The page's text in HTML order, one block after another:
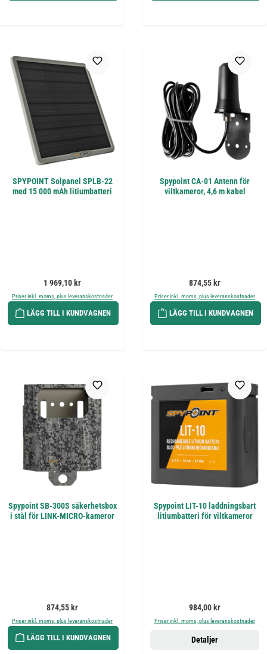
SPYPOINT Solpanel SPLB-22
med 15 000 mAh litiumbatteri
Ordinarie pris:
1 969,10 kr
Priser inkl. moms, plus leveranskostnader
LÄGG TILL I KUNDVAGNEN
Spypoint CA-01 Antenn för
viltkameror, 4,6 m kabel
Ordinarie pris:
874,55 kr
Priser inkl. moms, plus leveranskostnader
LÄGG TILL I KUNDVAGNEN
Spypoint SB-300S säkerhetsbox
i stål för LINK-MICRO-kameror
Ordinarie pris:
874,55 kr
Priser inkl. moms, plus leveranskostnader
LÄGG TILL I KUNDVAGNEN
Spypoint LIT-10 laddningsbart
litiumbatteri för viltkameror
Ordinarie pris:
984,00 kr
Priser inkl. moms, plus leveranskostnader
Detaljer